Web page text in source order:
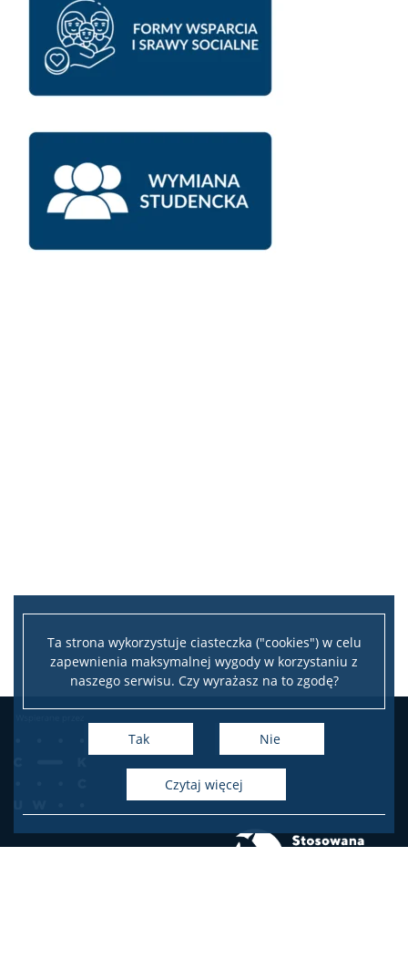
Ta strona wykorzystuje ciasteczka ("cookies") w celu
zapewnienia maksymalnej wygody w korzystaniu z
naszego serwisu. Czy wyrażasz na to zgodę?
Tak Nie
czytaj więcej